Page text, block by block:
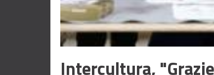
Intercultura,